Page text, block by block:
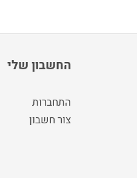
החשבון שלי
התחברות
צור חשבון